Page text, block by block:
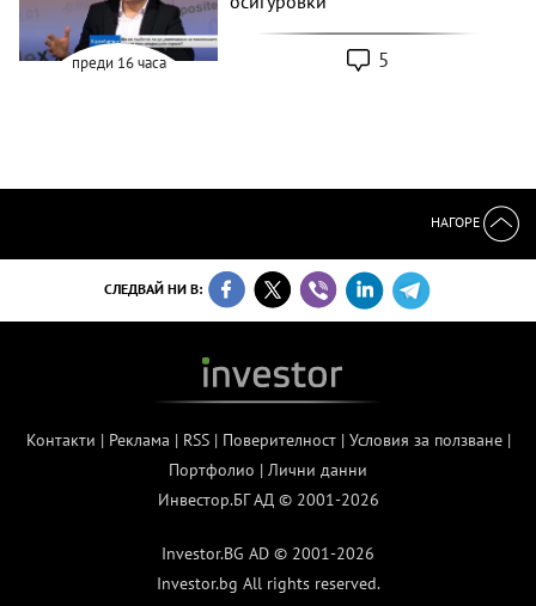
преди 16 часа 5
НАГОРЕ
СЛЕДВАЙ НИ В:
Контакти | Реклама | RSS| Поверителност| Условия за ползване|
Портфолио | Лични данни
Инвестор.БГ АД © 2001-2026
Investor.BG AD © 2001-2026
Investor.bg All rights reserved.